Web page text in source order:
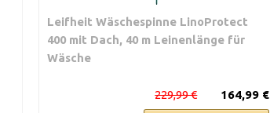
Leifheit Wäschespinne LinoProtect
400 mit Dach, 40 m Leinenlänge für
Wäsche
164,99 €
229,99 €